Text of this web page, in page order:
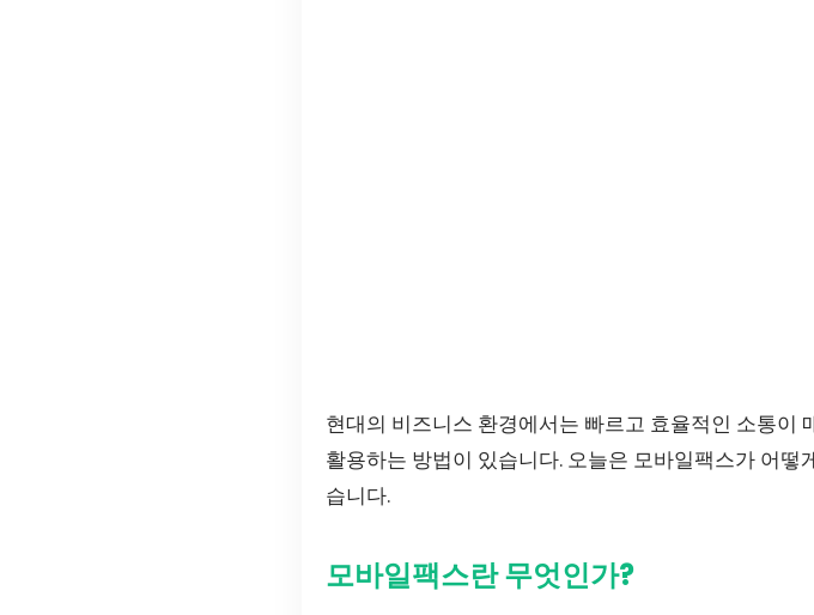
현대의 비즈니스 환경에서는 빠르고 효율적인 소통이
활용하는 방법이 있습니다. 오늘은 모바일팩스가 어
습니다.
모바일팩스란 무엇인가?